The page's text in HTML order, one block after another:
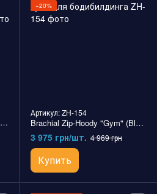
Brachial Tracksuit "Rude" (greymelounge) мужские спортивные штаны для бодибилдинга
−20%
Артикул: ZH-154
Brachial Zip-Hoody "Gym" (Black) спортивная мужская худи для бодибилдинга
3 975 грн/шт. 4 969 грн
Купить